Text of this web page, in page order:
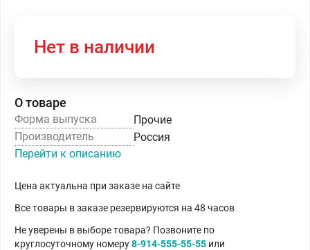
Нет в наличии
О товаре
Форма выпуска
Прочие
Производитель
Россия
Перейти к описанию
Цена актуальна при заказе на сайте
Все товары в заказе резервируются на 48 часов
Не уверены в выборе товара? Позвоните по
круглосуточному номеру8-914-555-55-55 или